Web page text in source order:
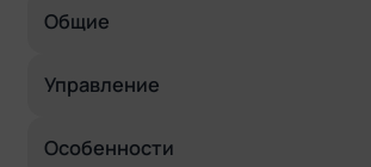
Общие
Управление
Особенности